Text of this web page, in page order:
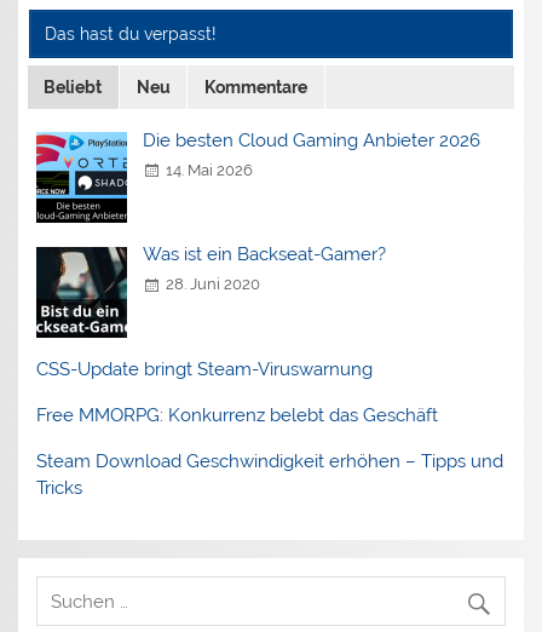
Das hast du verpasst!
Beliebt Neu Kommentare
Die besten Cloud Gaming Anbieter 2026
14. Mai 2026
Was ist ein Backseat-Gamer?
28. Juni 2020
CSS-Update bringt Steam-Viruswarnung
Free MMORPG: Konkurrenz belebt das Geschäft
Steam Download Geschwindigkeit erhöhen – Tipps und
Tricks